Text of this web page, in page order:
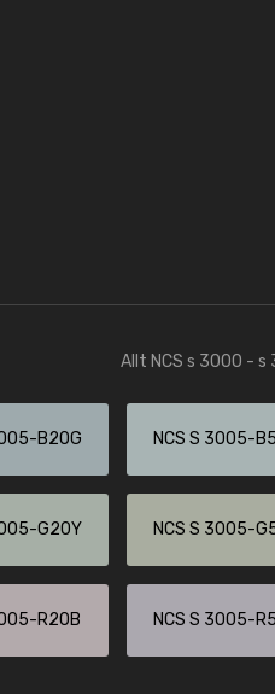
Allt NCS s 3000 - s
B20G NCS S 3005-
G20Y NCS S 3005-
R20B NCS S 3005-